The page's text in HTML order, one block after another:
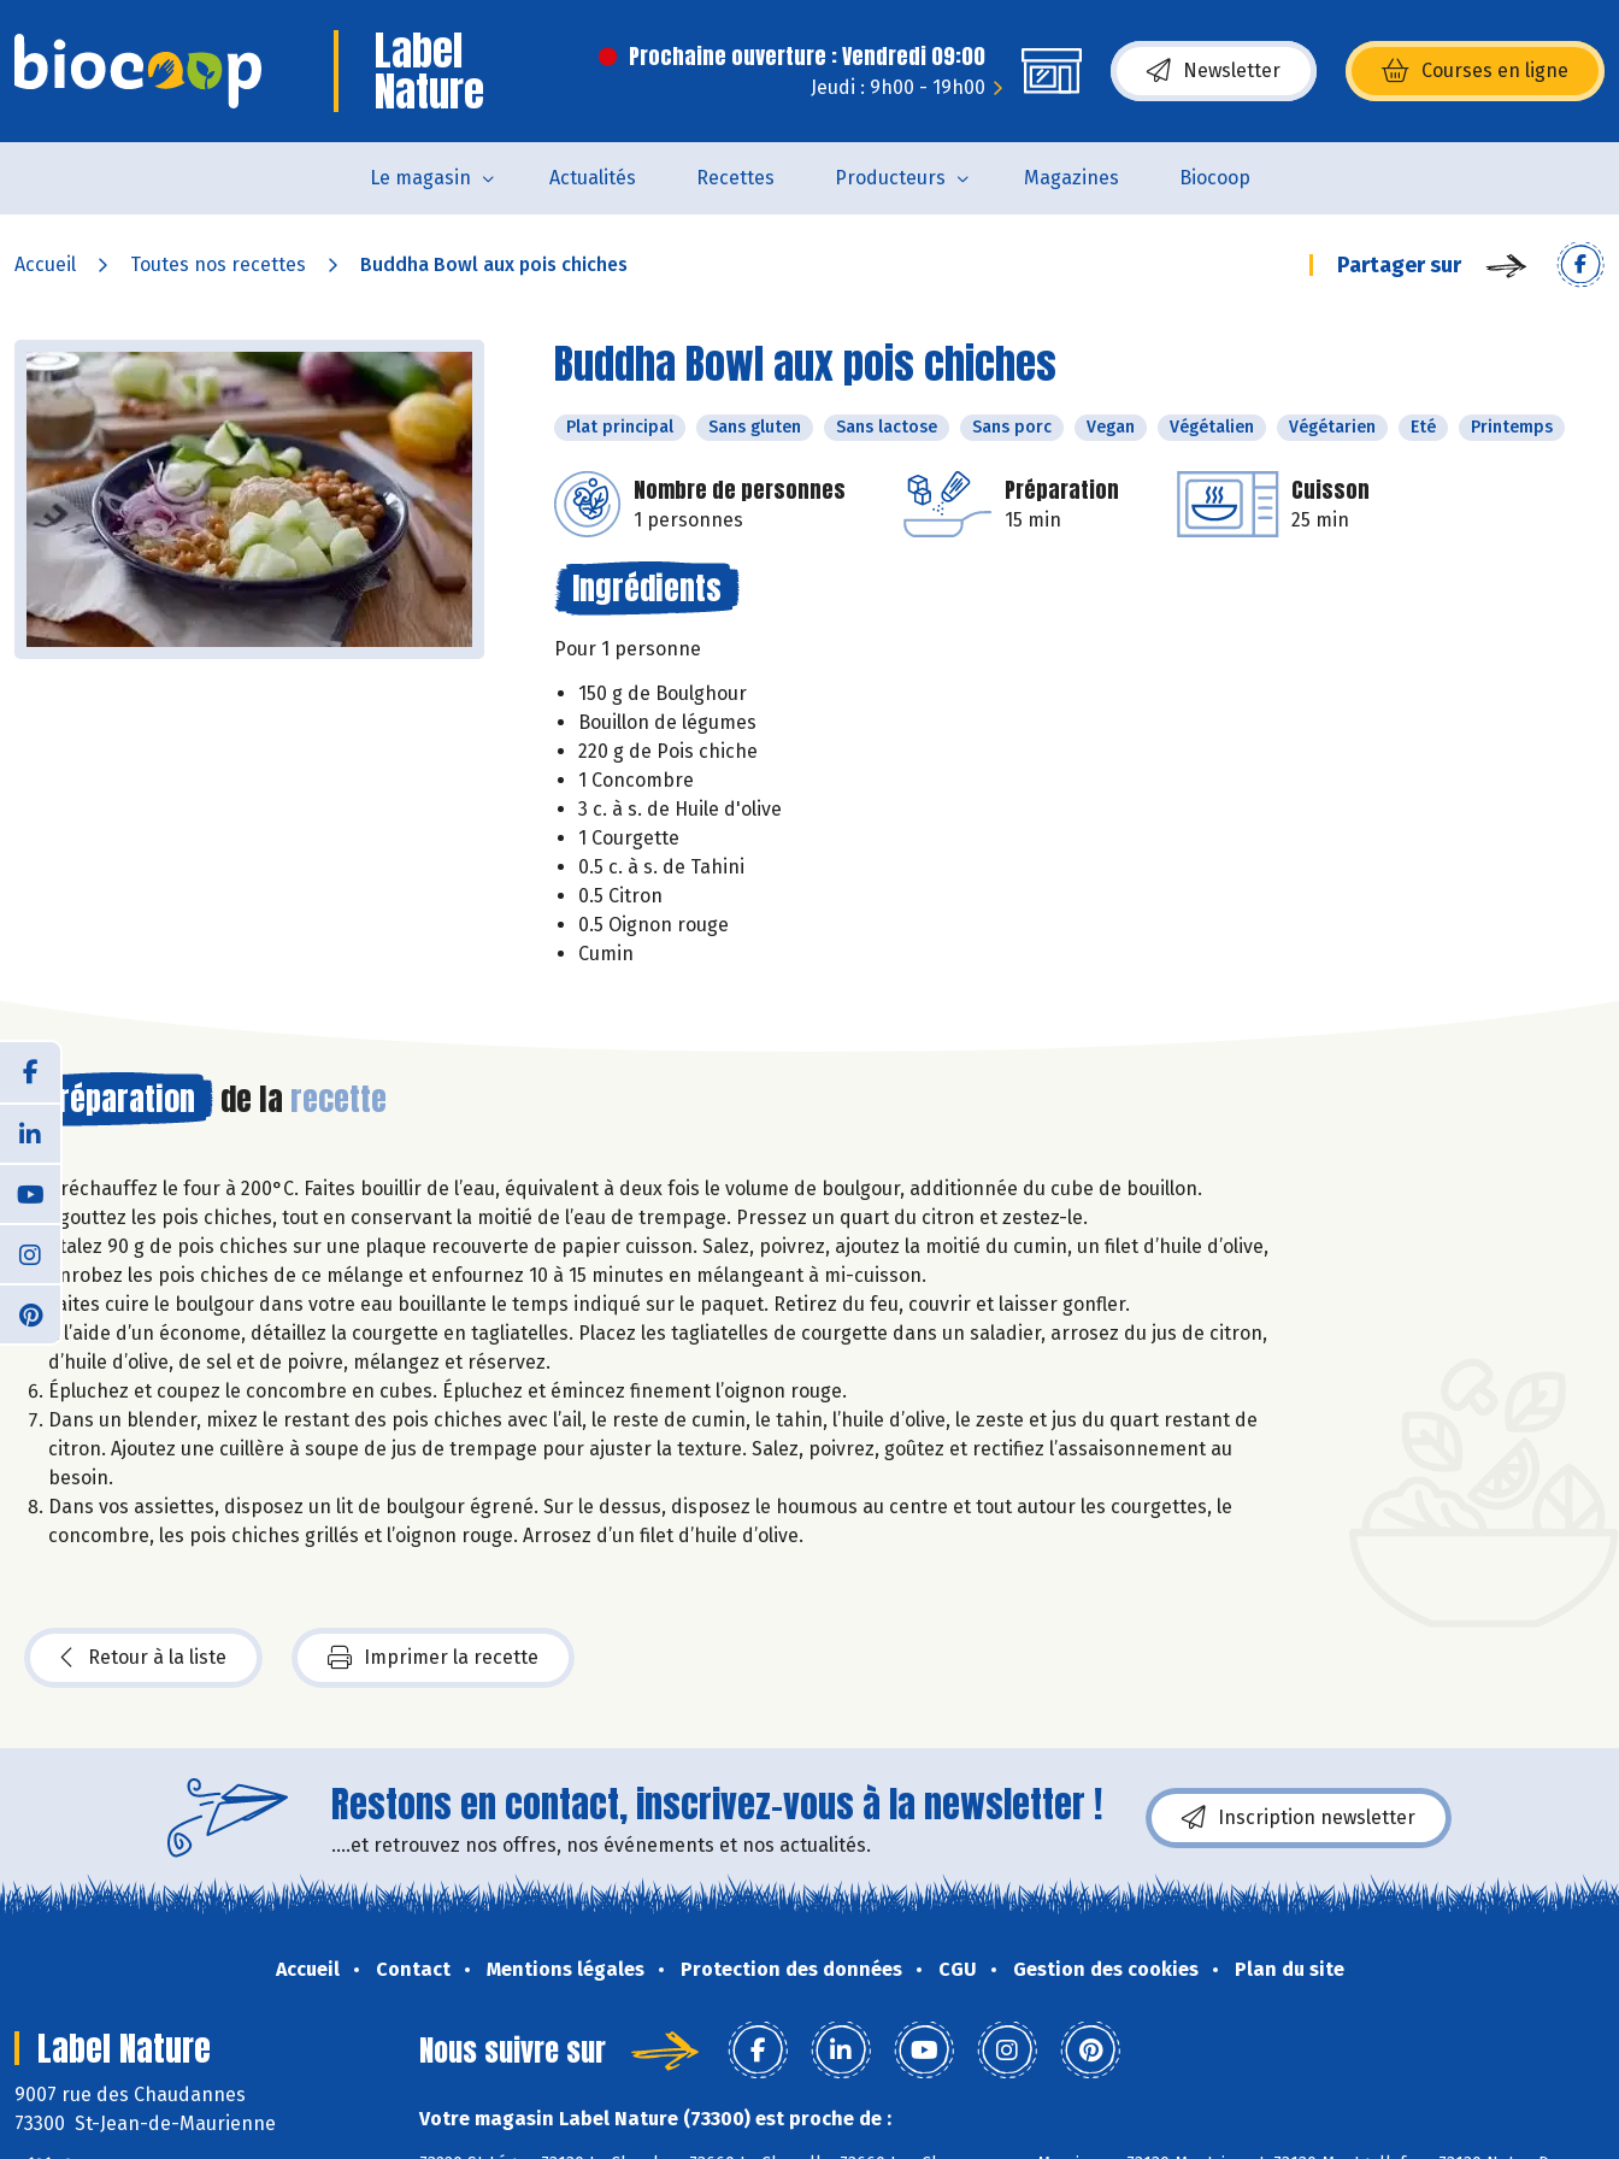
Label
Nature
Prochaine ouverture : Vendredi 09:00
Jeudi : 9h00 - 19h00
Newsletter Courses en ligne
(s’ouvre dans une nouvelle fenêtre)
Le magasin Actualités Recettes Producteurs Magazines Biocoop
Accueil Toutes nos recettes Buddha Bowl aux pois chiches Partager sur
Buddha Bowl aux pois chiches
Plat principal Sans gluten Sans lactose Sans porc Vegan Végétalien Végétarien Eté Printemps
Nombre de personnes
1 personnes
Préparation
15 min
Cuisson
25 min
Ingrédients
Pour 1 personne
150 g de Boulghour
Bouillon de légumes
220 g de Pois chiche
1 Concombre
3 c. à s. de Huile d'olive
1 Courgette
0.5 c. à s. de Tahini
0.5 Citron
0.5 Oignon rouge
Cumin
Préparation de la recette
Préchauffez le four à 200°C. Faites bouillir de l’eau, équivalent à deux fois le volume de boulgour, additionnée du cube de bouillon.
Égouttez les pois chiches, tout en conservant la moitié de l’eau de trempage. Pressez un quart du citron et zestez-le.
Étalez 90 g de pois chiches sur une plaque recouverte de papier cuisson. Salez, poivrez, ajoutez la moitié du cumin, un filet d’huile d’olive,
enrobez les pois chiches de ce mélange et enfournez 10 à 15 minutes en mélangeant à mi-cuisson.
Faites cuire le boulgour dans votre eau bouillante le temps indiqué sur le paquet. Retirez du feu, couvrir et laisser gonfler.
À l’aide d’un économe, détaillez la courgette en tagliatelles. Placez les tagliatelles de courgette dans un saladier, arrosez du jus de citron,
d’huile d’olive, de sel et de poivre, mélangez et réservez.
Épluchez et coupez le concombre en cubes. Épluchez et émincez finement l’oignon rouge.
Dans un blender, mixez le restant des pois chiches avec l’ail, le reste de cumin, le tahin, l’huile d’olive, le zeste et jus du quart restant de
citron. Ajoutez une cuillère à soupe de jus de trempage pour ajuster la texture. Salez, poivrez, goûtez et rectifiez l’assaisonnement au
besoin.
Dans vos assiettes, disposez un lit de boulgour égrené. Sur le dessus, disposez le houmous au centre et tout autour les courgettes, le
concombre, les pois chiches grillés et l’oignon rouge. Arrosez d’un filet d’huile d’olive.
Retour à la liste Imprimer la recette
Restons en contact, inscrivez-vous à la newsletter !
....et retrouvez nos offres, nos événements et nos actualités.
Inscription newsletter
Accueil Contact Mentions légales Protection des données CGU Gestion des cookies Plan du site
Label Nature
9007 rue des Chaudannes
73300 St-Jean-de-Maurienne
Nous suivre sur
Votre magasin Label Nature (73300) est proche de :